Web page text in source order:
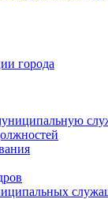
города